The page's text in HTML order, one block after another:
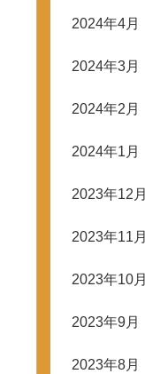
2024年4月
2024年3月
2024年2月
2024年1月
2023年12月
2023年11月
2023年10月
2023年9月
2023年8月